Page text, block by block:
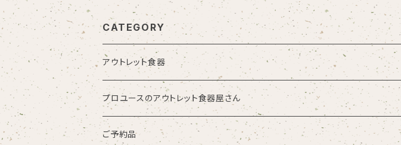
CATEGORY
アウトレット食器
プロユースのアウトレット食器屋さん
お皿・プレート
ご予約品